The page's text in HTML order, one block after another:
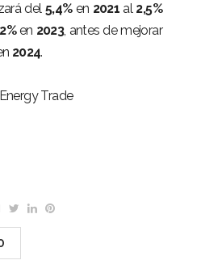
del5,4%en 2021 al 2,5%
en 2023, antes de mejorar
2024.
Trade